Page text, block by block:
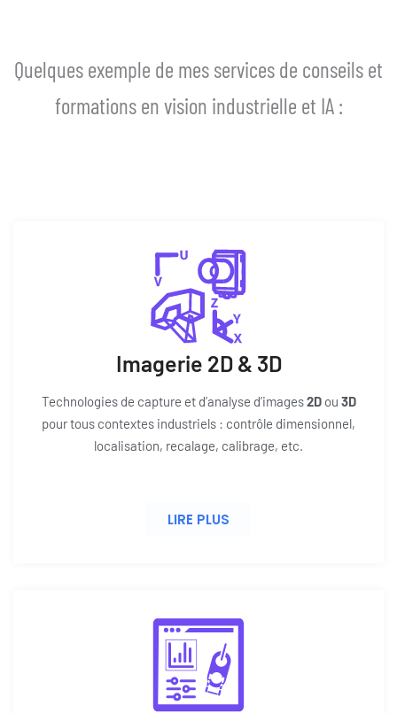
Quelques exemple de mes services de conseils et
formations en vision industrielle et IA :
Y
X
Z
U
V
Imagerie 2D & 3D
Technologies de capture et d’analyse d’images2Dou 3D
pour tous contextes industriels : contrôle dimensionnel,
localisation, recalage, calibrage, etc.
LIRE PLUS